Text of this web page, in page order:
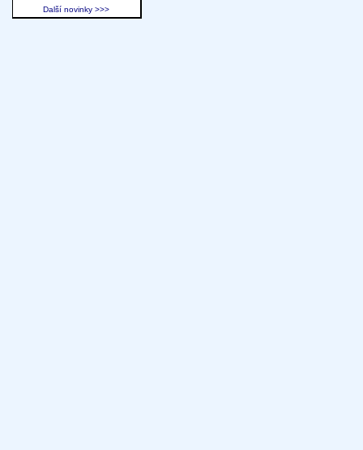
Další novinky >>>